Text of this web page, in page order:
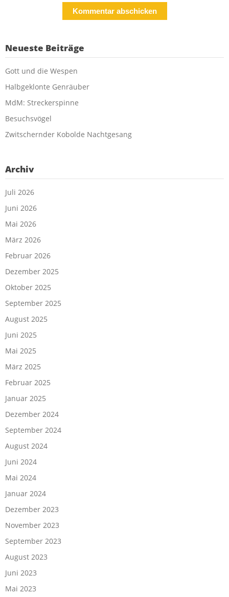
Neueste Beiträge
Gott und die Wespen
Halbgeklonte Genräuber
MdM: Streckerspinne
Besuchsvögel
Zwitschernder Kobolde Nachtgesang
Archiv
Juli 2026
Juni 2026
Mai 2026
März 2026
Februar 2026
Dezember 2025
Oktober 2025
September 2025
August 2025
Juni 2025
Mai 2025
März 2025
Februar 2025
Januar 2025
Dezember 2024
September 2024
August 2024
Juni 2024
Mai 2024
Januar 2024
Dezember 2023
November 2023
September 2023
August 2023
Juni 2023
Mai 2023